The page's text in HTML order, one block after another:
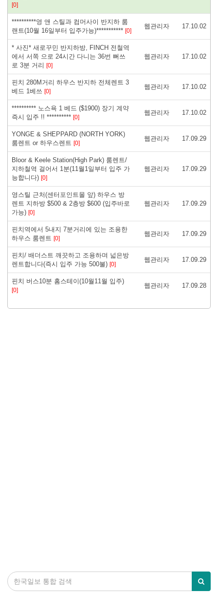
[0]
**********영 앤 스틸과 컴머사이 반지하 룸
랜트(10월 16일부터 입주가능)*********** [0]
웹관리자 17.10.02
* 사진* 새로꾸민 반지하방, FINCH 전철역
에서 서쪽 으로 24시간 다니는 36번 뻐쓰
로 3분 거리 [0]
웹관리자 17.10.02
핀치 280M거리 하우스 반지하 전체렌트 3
베드 1베쓰 [0]
웹관리자 17.10.02
********** 노스욕 1 베드 ($1900) 장기 계약
즉시 입주 !! ********** [0]
웹관리자 17.10.02
YONGE & SHEPPARD (NORTH YORK)
룸렌트 or 하우스렌트 [0]
웹관리자 17.09.29
Bloor & Keele Station(High Park) 룸렌트/
지하철역 걸어서 1분(11월1일부터 입주 가
능합니다) [0]
웹관리자 17.09.29
영스틸 근처(센터포인트몰 앞) 하우스 방
렌트 지하방 $500 & 2층방 $600 (입주바로
가능) [0]
웹관리자 17.09.29
핀치역에서 5내지 7분거리에 있는 조용한
하우스 룸렌트 [0]
웹관리자 17.09.29
핀치/ 배더스트 깨끗하고 조용하며 넓은방
렌트합니다(즉시 입주 가능 500불) [0]
웹관리자 17.09.29
핀치 버스10분 홈스테이(10월11월 입주)
[0]
웹관리자 17.09.28